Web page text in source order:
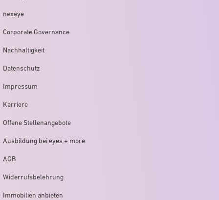
nexeye
Corporate Governance
Nachhaltigkeit
Datenschutz
Impressum
Karriere
Offene Stellenangebote
Ausbildung bei eyes + more
AGB
Widerrufsbelehrung
Immobilien anbieten